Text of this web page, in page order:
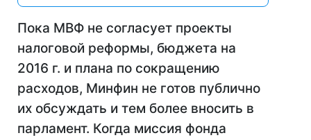
Пока МВФ не согласует проекты
налоговой реформы, бюджета на
2016 г. и плана по сокращению
расходов, Минфин не готов публично
их обсуждать и тем более вносить в
парламент. Когда миссия фонда